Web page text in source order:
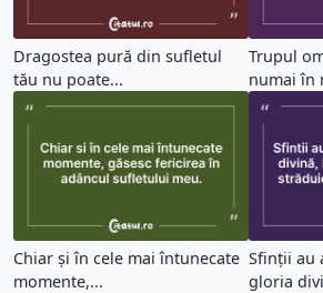
Dragostea pură din sufletul
tău nu poate...
Trupul
numai în
Chiar și în cele mai întunecate
momente,...
Sfinții au
gloria